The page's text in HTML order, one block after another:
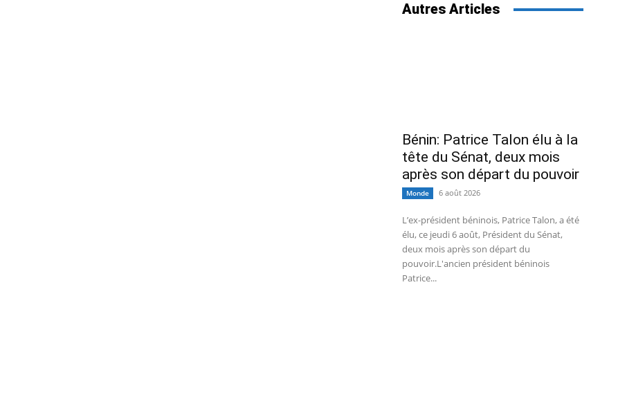
Autres Articles
Bénin: Patrice Talon élu à la
tête du Sénat, deux mois
après son départ du pouvoir
Monde 6 août 2026
L’ex-président béninois, Patrice Talon, a été
élu, ce jeudi 6 août, Président du Sénat,
deux mois après son départ du
pouvoir.L'ancien président béninois
Patrice...